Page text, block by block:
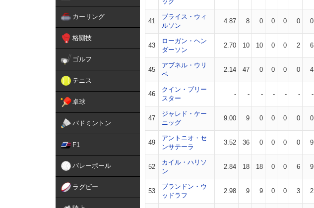
カーリング
格闘技
ゴルフ
テニス
卓球
バドミントン
F1
バレーボール
ラグビー
41
ブライス・ウィ
ルソン
4.87 8 0 0 0 0 0
43
ローガン・ヘン
ダーソン
2.70 10 10 0 0 2 6
45
アブネル・ウリ
ベ
2.14 47 0 0 0 0 4
46
クイン・プリー
スター
- - - - - - -
47
ジャレド・ケー
ニッグ
9.00 9 0 0 0 0 0
49
アントニオ・セ
ンサテーラ
3.52 36 0 0 0 0 9
52
カイル・ハリソ
ン
2.84 18 18 0 0 6 9
53
ブランドン・ウ
ッドラフ
2.98 9 9 0 0 3 2